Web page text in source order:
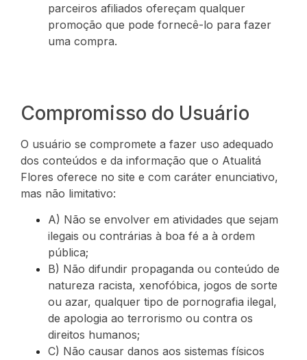
parceiros afiliados ofereçam qualquer
promoção que pode fornecê-lo para fazer
uma compra.
Compromisso do Usuário
O usuário se compromete a fazer uso adequado
dos conteúdos e da informação que o Atualitá
Flores oferece no site e com caráter enunciativo,
mas não limitativo:
A) Não se envolver em atividades que sejam
ilegais ou contrárias à boa fé a à ordem
pública;
B) Não difundir propaganda ou conteúdo de
natureza racista, xenofóbica, jogos de sorte
ou azar, qualquer tipo de pornografia ilegal,
de apologia ao terrorismo ou contra os
direitos humanos;
C) Não causar danos aos sistemas físicos